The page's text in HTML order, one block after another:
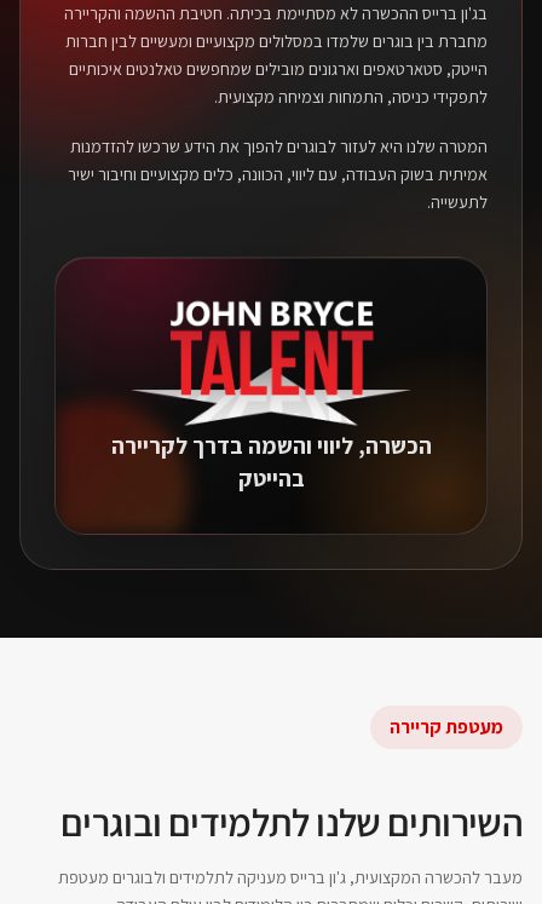
בג'ון ברייס ההכשרה לא מסתיימת בכיתה. חטיבת ההשמה והקריירה
מחברת בין בוגרים שלמדו במסלולים מקצועיים ומעשיים לבין חברות
הייטק, סטארטאפים וארגונים מובילים שמחפשים טאלנטים איכותיים
לתפקידי כניסה, התמחות וצמיחה מקצועית.
המטרה שלנו היא לעזור לבוגרים להפוך את הידע שרכשו להזדמנות
אמיתית בשוק העבודה, עם ליווי, הכוונה, כלים מקצועיים וחיבור ישיר
לתעשייה.
הכשרה, ליווי והשמה בדרך לקריירה
בהייטק
מעטפת קריירה
השירותים שלנו לתלמידים ובוגרים
מעבר להכשרה המקצועית, ג'ון ברייס מעניקה לתלמידים ולבוגרים מעטפת